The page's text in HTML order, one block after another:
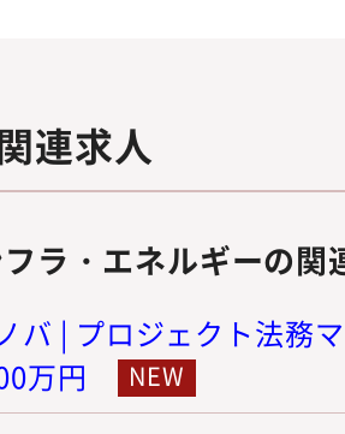
連求人
ラ・エネルギーの関
バ | プロジェクト法務
万円